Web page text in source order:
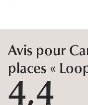
Avis pour
places «
4,4